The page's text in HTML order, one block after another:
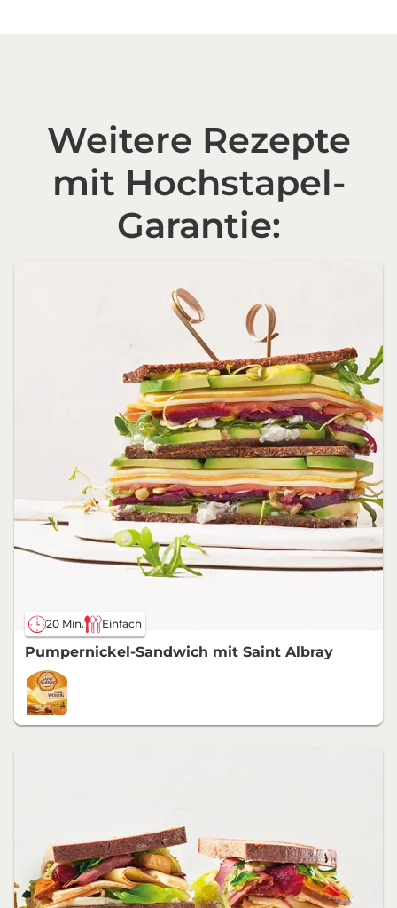
Weitere Rezepte
mit Hochstapel-
Garantie:
20 Min. Einfach
Pumpernickel-Sandwich mit Saint Albray